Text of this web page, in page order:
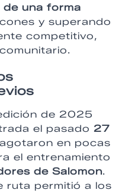
una forma
y superando
competitivo,
de 2025
el pasado 27
en pocas
el entrenamiento
de Salomon.
ruta permitió a los